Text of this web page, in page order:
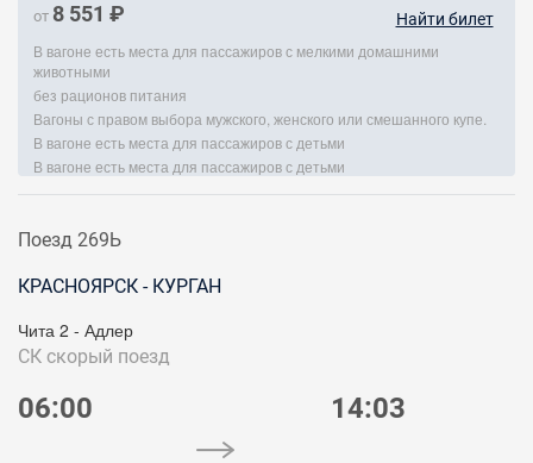
от 8 551 ₽ Найти билет
В вагоне есть места для пассажиров с мелкими домашними
животными
без рационов питания
Вагоны с правом выбора мужского, женского или смешанного купе.
В вагоне есть места для пассажиров с детьми
В вагоне есть места для пассажиров с детьми
Поезд 269Ь
КРАСНОЯРСК - КУРГАН
Чита 2 - Адлер
СК скорый поезд
06:00 14:03